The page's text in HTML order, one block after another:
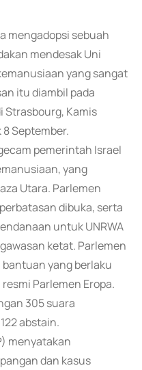
mengadopsi sebuah
mendesak Uni
yang sangat
itu diambil pada
Strasbourg, Kamis
September.
pemerintah Israel
yang
Utara. Parlemen
dibuka, serta
untuk UNRWA
ketat. Parlemen
yang berlaku
Parlemen Eropa.
305 suara
abstain.
menyatakan
dan kasus